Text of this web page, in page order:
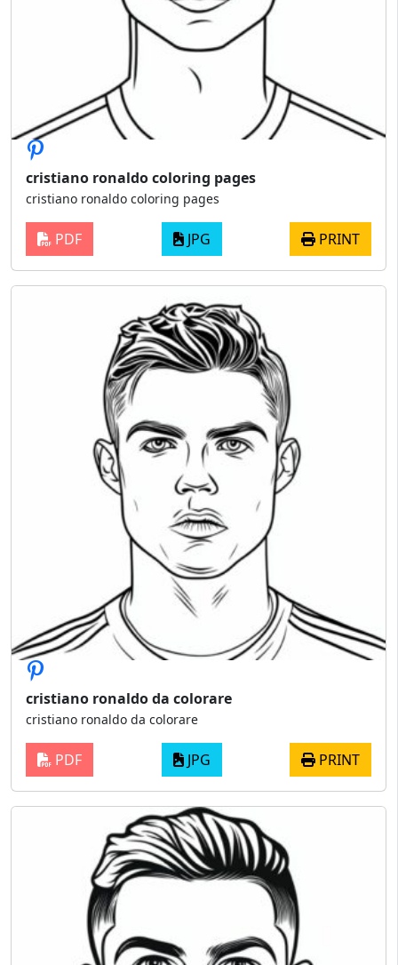
cristiano ronaldo coloring pages
cristiano ronaldo coloring pages
PDF JPG PRINT
cristiano ronaldo da colorare
cristiano ronaldo da colorare
PDF JPG PRINT